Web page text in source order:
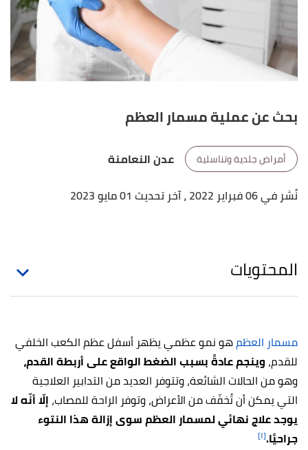
بحث عن عملية مسمار العظم
أمراض جلدية وتناسلية
عدن النعامنة
نُشر في 06 فبراير 2022
، آخر تحديث 01 مايو 2023
المحتويات
مسمار العظمهو نمو عظمي يظهر أسفل عظم الكعب الخلفي
للقدم، وينجم عادةً بسبب الضغط الواقع على أربطة القدم،
وهو من الحالات الشائعة، وتتوفر العديد من التدابير العلاجية
التي يمكن أن تُخفّف من الأعراض، وتوفر الراحة للمصاب، إلّا أنّه لا
يوجد علاج نهائي لمسمار العظم سوى إزالة هذا النتوء
جراحيًا.[١]